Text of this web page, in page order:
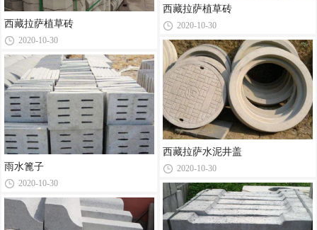
西藏拉萨植草砖
2020-10-30
雨水篦子
2020-10-30
西藏拉萨植草砖
2020-10-30
西藏拉萨水泥井盖
2020-10-30